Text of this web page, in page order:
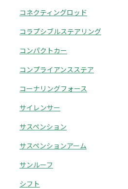
コネクティングロッド
コラプシブルステアリング
コンパクトカー
コンプライアンスステア
コーナリングフォース
サイレンサー
サスペンション
サスペンションアーム
サンルーフ
シフト